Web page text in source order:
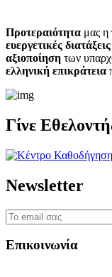
Προτεραιότητα μας η
ευεργετικές διατάξεις
αξιοποίηση των
ελληνική επικράτεια
Γίνε
Newsletter
Επικοινωνία